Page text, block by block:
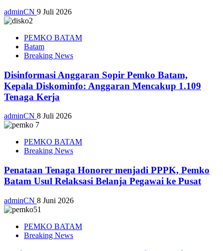
adminCN 9 Juli 2026
PEMKO BATAM
Batam
Breaking News
Disinformasi Anggaran Sopir Pemko Batam,
Kepala Diskominfo: Anggaran Mencakup 1.109
Tenaga Kerja
adminCN 8 Juli 2026
PEMKO BATAM
Breaking News
Penataan Tenaga Honorer menjadi PPPK, Pemko
Batam Usul Relaksasi Belanja Pegawai ke Pusat
adminCN 8 Juni 2026
PEMKO BATAM
Breaking News